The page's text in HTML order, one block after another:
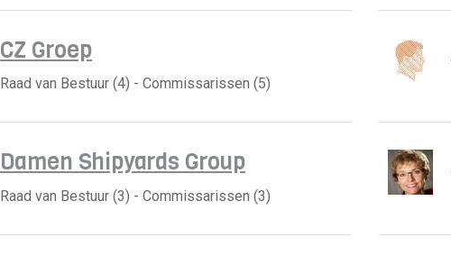
CZ Groep
Raad van Bestuur (4) - Commissarissen (5)
Damen Shipyards Group
Raad van Bestuur (3) - Commissarissen (3)